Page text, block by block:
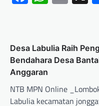
Desa Labulia Raih
Bendahara Desa
Anggaran
NTB MPN Online
Labulia kecamatan